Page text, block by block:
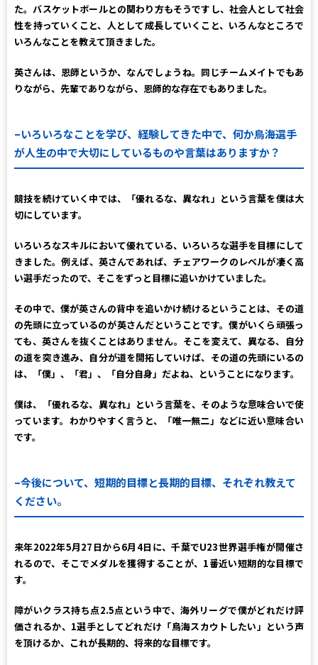
た。バスケットボールとの関わり方もそうですし、社会人として社会
性を持っていくこと、人として成長していくこと、いろんなところで
いろんなことを教えて頂きました。
英さんは、恩師というか、なんでしょうね。同じチームメイトでもあ
りながら、先輩でありながら、恩師的な存在でもありました。
–いろいろなことを学び、経験してきた中で、何か鳥海選手
が人生の中で大切にしているものや言葉はありますか？
競技を続けていく中では、「優れるな、異なれ」という言葉を僕は大
切にしています。
いろいろなスキルにおいて優れている、いろいろな選手を目標にして
きました。例えば、英さんであれば、チェアワークのレベルが凄く高
い選手だったので、そこをずっと目標に追いかけていました。
その中で、僕が英さんの背中を追いかけ続けるということは、その道
の先頭に立っているのが英さんだということです。僕がいくら頑張っ
ても、英さんを抜くことはありません。そこを変えて、異なる、自分
の道を突き進み、自分が道を開拓していけば、その道の先頭にいるの
は、「僕」、「君」、「自分自身」だよね、ということになります。
僕は、「優れるな、異なれ」という言葉を、そのような意味合いで使
っています。わかりやすく言うと、「唯一無二」などに近い意味合い
です。
–今後について、短期的目標と長期的目標、それぞれ教えて
ください。
来年2022年5月27日から6月4日に、千葉でU23世界選手権が開催さ
れるので、そこでメダルを獲得することが、1番近い短期的な目標で
す。
障がいクラス持ち点2.5点という中で、海外リーグで僕がどれだけ評
価されるか、1選手としてどれだけ「鳥海スカウトしたい」という声
を頂けるか、これが長期的、将来的な目標です。